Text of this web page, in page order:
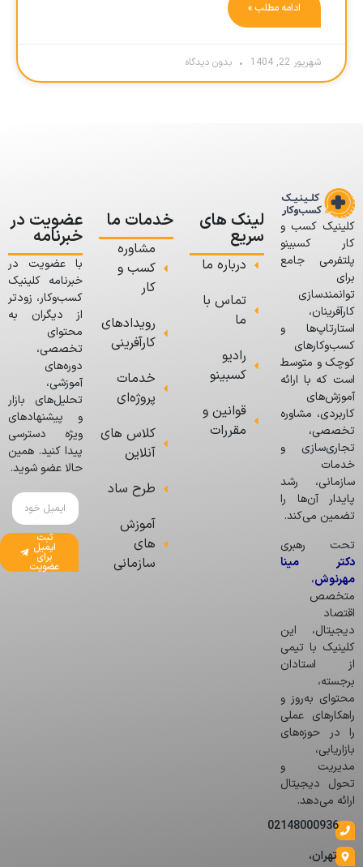
ادامه مطلب »
شهریور 22, 1404 بدون دیدگاه
کلینیک کسب و
کار کسبینو
پلتفرمی جامع
برای
توانمندسازی
کارآفرینان،
استارتاپ‌ها و
کسب‌وکارهای
کوچک و متوسط
است که با ارائه
آموزش‌های
کاربردی، مشاوره
تخصصی،
تجاری‌سازی و
خدمات
سازمانی، رشد
پایدار آن‌ها را
تضمین می‌کند.
تحت رهبری
دکتر مینا
مهرنوش،
متخصص
اقتصاد
دیجیتال، این
کلینیک با تیمی
از استادان
برجسته،
محتوای به‌روز و
راهکارهای عملی
را در حوزه‌های
بازاریابی،
مدیریت و
تحول دیجیتال
ارائه می‌دهد.
02148000936
تهران،
لینک های
سریع
درباره ما
تماس با
ما
رادیو
کسبینو
قوانین و
مقررات
خدمات ما
مشاوره
کسب و
کار
رویدادهای
کارآفرینی
خدمات
پروژه‌ای
کلاس های
آنلاین
طرح ساد
آموزش
های
سازمانی
عضویت در
خبرنامه
با عضویت در
خبرنامه کلینیک
کسب‌وکار، زودتر
از دیگران به
محتوای
تخصصی،
دوره‌های
آموزشی،
تحلیل‌های بازار
و پیشنهادهای
ویژه دسترسی
پیدا کنید. همین
حالا عضو شوید.
ثبت
ایمیل
برای
عضویت